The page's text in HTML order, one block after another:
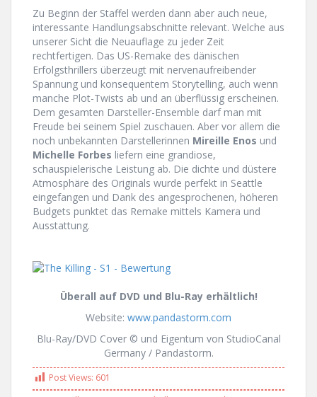
Zu Beginn der Staffel werden dann aber auch neue,
interessante Handlungsabschnitte relevant. Welche aus
unserer Sicht die Neuauflage zu jeder Zeit
rechtfertigen. Das US-Remake des dänischen
Erfolgsthrillers überzeugt mit nervenaufreibender
Spannung und konsequentem Storytelling, auch wenn
manche Plot-Twists ab und an überflüssig erscheinen.
Dem gesamten Darsteller-Ensemble darf man mit
Freude bei seinem Spiel zuschauen. Aber vor allem die
noch unbekannten Darstellerinnen Mireille Enos und
Michelle Forbes liefern eine grandiose,
schauspielerische Leistung ab. Die dichte und düstere
Atmosphäre des Originals wurde perfekt in Seattle
eingefangen und Dank des angesprochenen, höheren
Budgets punktet das Remake mittels Kamera und
Ausstattung.
Überall auf DVD und Blu-Ray erhältlich!
Website: www.pandastorm.com
Blu-Ray/DVD Cover © und Eigentum von StudioCanal
Germany / Pandastorm.
Post Views: 601